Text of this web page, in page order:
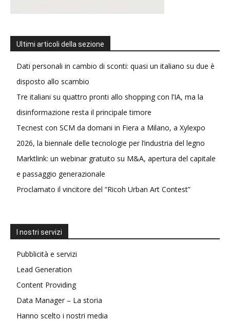
Ultimi articoli della sezione
Dati personali in cambio di sconti: quasi un italiano su due è
disposto allo scambio
Tre italiani su quattro pronti allo shopping con l’IA, ma la
disinformazione resta il principale timore
Tecnest con SCM da domani in Fiera a Milano, a Xylexpo
2026, la biennale delle tecnologie per l’industria del legno
Marktlink: un webinar gratuito su M&A, apertura del capitale
e passaggio generazionale
Proclamato il vincitore del “Ricoh Urban Art Contest”
I nostri servizi
Pubblicità e servizi
Lead Generation
Content Providing
Data Manager – La storia
Hanno scelto i nostri media